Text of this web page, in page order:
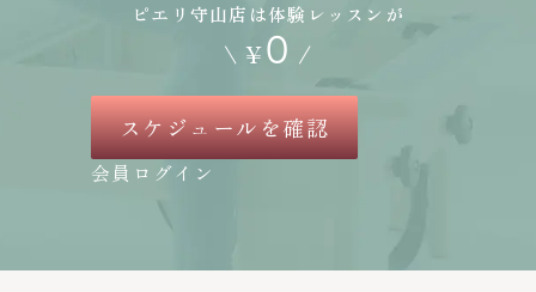
ピエリ守山店は体験レッスンが
\¥0 /
スケジュールを確認
会員ログイン